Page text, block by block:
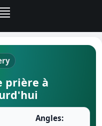
Ramadan
prière à
Angles: